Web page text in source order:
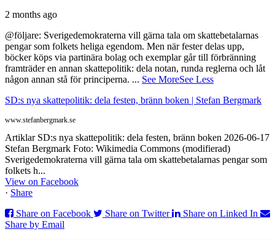
2 months ago
@följare: Sverigedemokraterna vill gärna tala om skattebetalarnas
pengar som folkets heliga egendom. Men när fester delas upp,
böcker köps via partinära bolag och exemplar går till förbränning
framträder en annan skattepolitik: dela notan, runda reglerna och låt
någon annan stå för principerna. ... See MoreSee Less
SD:s nya skattepolitik: dela festen, bränn boken | Stefan Bergmark
www.stefanbergmark.se
Artiklar SD:s nya skattepolitik: dela festen, bränn boken 2026-06-17
Stefan Bergmark Foto: Wikimedia Commons (modifierad)
Sverigedemokraterna vill gärna tala om skattebetalarnas pengar som
folkets h...
View on Facebook
· Share
Share on Facebook
Share on Twitter
Share on Linked In
Share by Email